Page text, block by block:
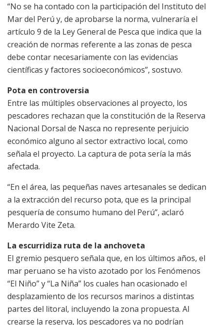
“No se ha contado con la participación del Instituto del
Mar del Perú y, de aprobarse la norma, vulneraría el
artículo 9 de la Ley General de Pesca que indica que la
creación de normas referente a las zonas de pesca
debe contar necesariamente con las evidencias
científicas y factores socioeconómicos”, sostuvo.
Pota en controversia
Entre las múltiples observaciones al proyecto, los
pescadores rechazan que la constitución de la Reserva
Nacional Dorsal de Nasca no represente perjuicio
económico alguno al sector extractivo local, como
señala el proyecto. La captura de pota sería la más
afectada.
“En el área, las pequeñas naves artesanales se dedican
a la extracción del recurso pota, que es la principal
pesquería de consumo humano del Perú”, aclaró
Merardo Vite Zeta.
La escurridiza ruta de la anchoveta
El gremio pesquero señala que, en los últimos años, el
mar peruano se ha visto azotado por los Fenómenos
“El Niño” y “La Niña” los cuales han ocasionado el
desplazamiento de los recursos marinos a distintas
partes del litoral, incluyendo la zona propuesta. Al
crearse la reserva, los pescadores ya no podrían